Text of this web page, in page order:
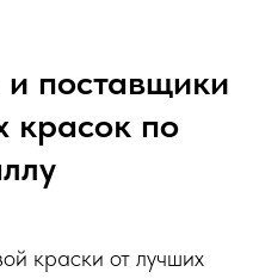
поставщики
красок по
краски от лучших